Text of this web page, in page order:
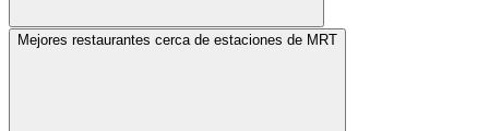
Mejores restaurantes cerca de estaciones de MRT